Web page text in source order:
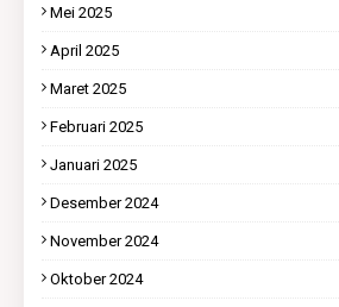
Mei 2025
April 2025
Maret 2025
Februari 2025
Januari 2025
Desember 2024
November 2024
Oktober 2024